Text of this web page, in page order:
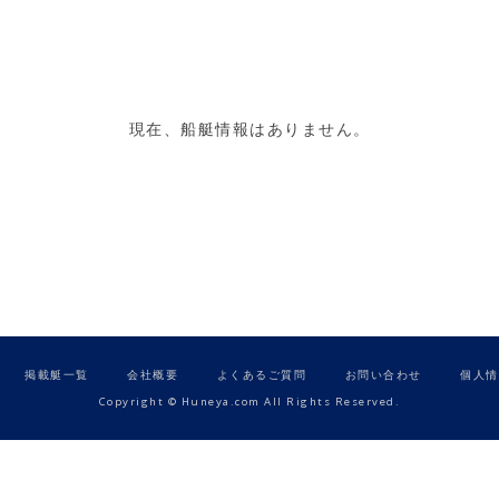
現在、船艇情報はありません。
掲載艇一覧 会社概要 よくあるご質問 お問い合わせ
個人
Copyright © Huneya.com All Rights Reserved.